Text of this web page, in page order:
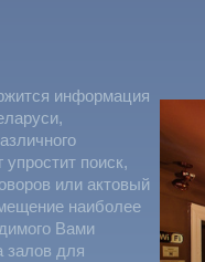
информация
поиск,
или актовый
наиболее
Вами
залов для